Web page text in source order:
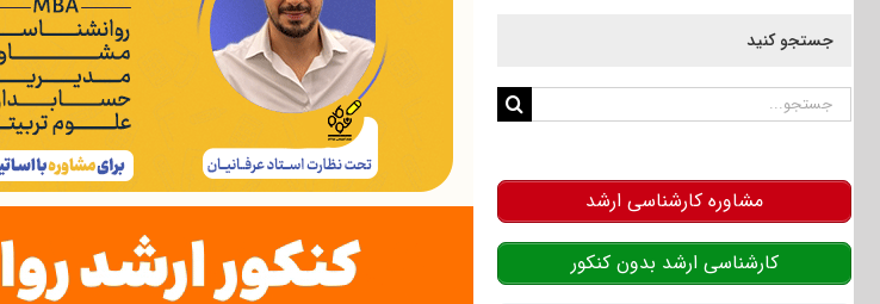
جستجو کنید
جستجو
مشاوره کارشناسی ارشد
کارشناسی ارشد بدون کنکور